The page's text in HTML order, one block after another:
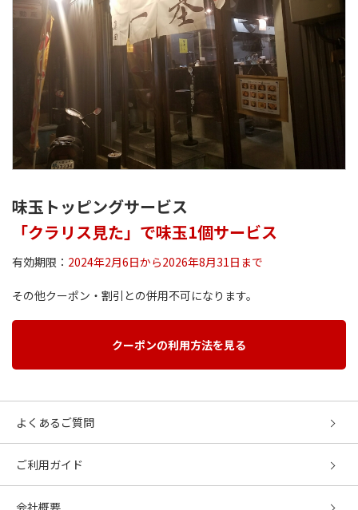
味玉トッピングサービス
「クラリス見た」で味玉1個サービス
有効期限： 2024年2月6日から2026年8月31日まで
その他クーポン・割引との併用不可になります。
クーポンの利用方法を見る
よくあるご質問
ご利用ガイド